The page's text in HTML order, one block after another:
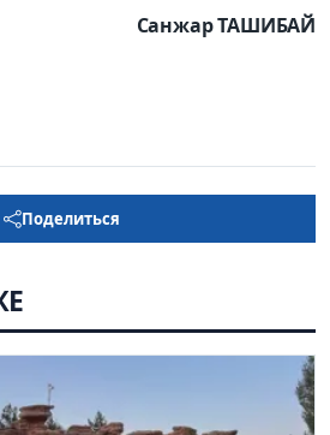
Санжар ТАШИБАЙ
Поделиться